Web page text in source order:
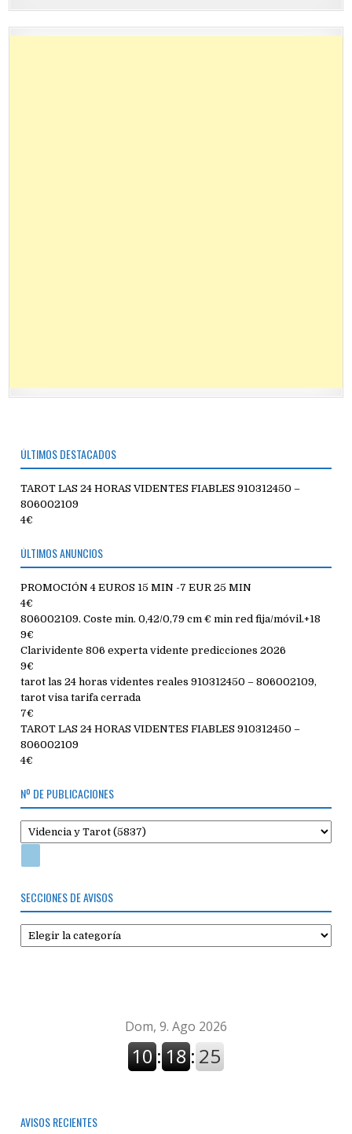
ÚLTIMOS DESTACADOS
TAROT LAS 24 HORAS VIDENTES FIABLES 910312450 –
806002109
4€
ÚLTIMOS ANUNCIOS
PROMOCIÓN 4 EUROS 15 MIN -7 EUR 25 MIN
4€
806002109. Coste min. 0,42/0,79 cm € min red fija/móvil.+18
9€
Clarividente 806 experta vidente predicciones 2026
9€
tarot las 24 horas videntes reales 910312450 – 806002109,
tarot visa tarifa cerrada
7€
TAROT LAS 24 HORAS VIDENTES FIABLES 910312450 –
806002109
4€
Nº DE PUBLICACIONES
SECCIONES DE AVISOS
Secciones
de
AVISOS RECIENTES